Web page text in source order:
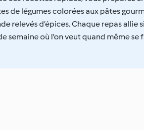
de légumes colorées aux pâtes
relevés d’épices. Chaque repas allie
semaine où l’on veut quand même se